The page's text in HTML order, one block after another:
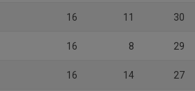
16 11 30
16 8 29
16 14 27